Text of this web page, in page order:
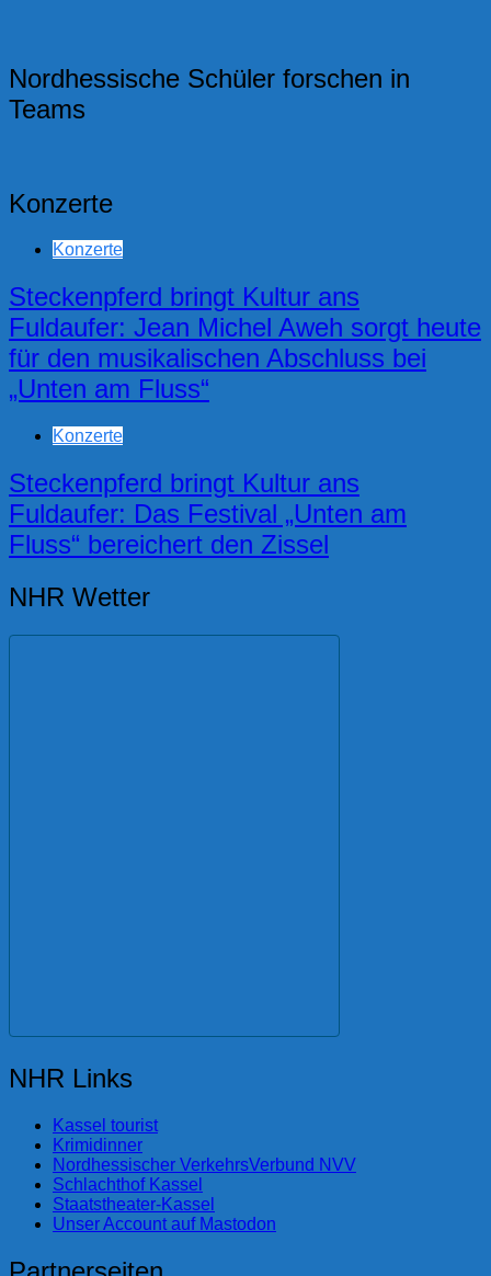
Nordhessische Schüler forschen in
Teams
Konzerte
Konzerte
Steckenpferd bringt Kultur ans
Fuldaufer: Jean Michel Aweh sorgt heute
für den musikalischen Abschluss bei
„Unten am Fluss“
Konzerte
Steckenpferd bringt Kultur ans
Fuldaufer: Das Festival „Unten am
Fluss“ bereichert den Zissel
NHR Wetter
NHR Links
Kassel tourist
Krimidinner
Nordhessischer VerkehrsVerbund NVV
Schlachthof Kassel
Staatstheater-Kassel
Unser Account auf Mastodon